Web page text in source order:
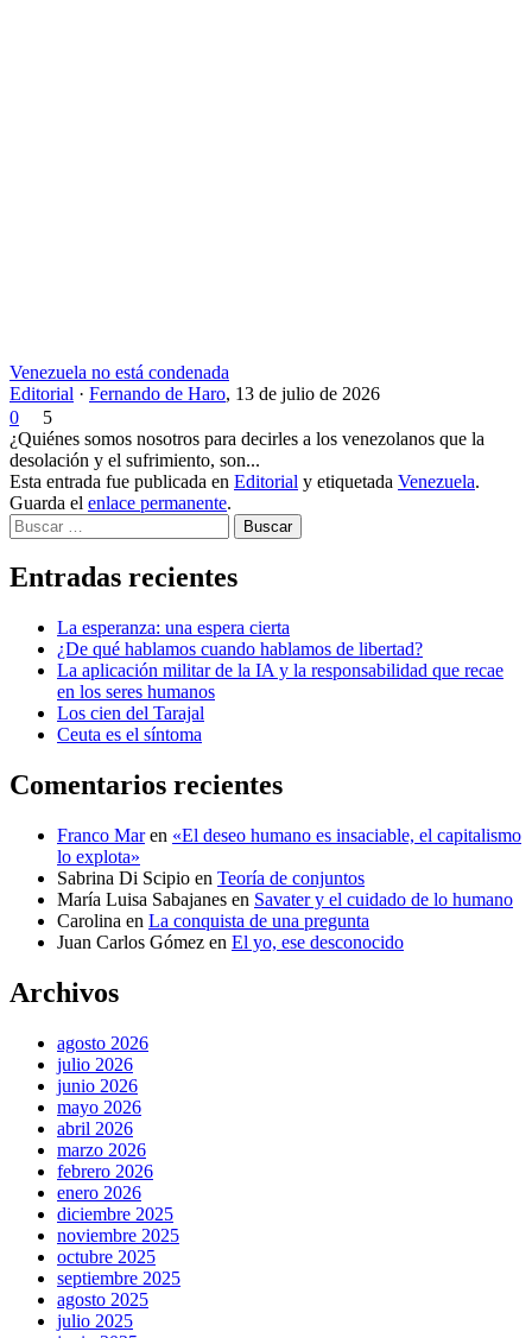
Venezuela no está condenada
Editorial · Fernando de Haro, 13 de julio de 2026
0
5
¿Quiénes somos nosotros para decirles a los venezolanos que la
desolación y el sufrimiento, son...
Esta entrada fue publicada en Editorial y etiquetada Venezuela.
Guarda el enlace permanente.
Buscar
Entradas recientes
La esperanza: una espera cierta
¿De qué hablamos cuando hablamos de libertad?
La aplicación militar de la IA y la responsabilidad que recae
en los seres humanos
Los cien del Tarajal
Ceuta es el síntoma
Comentarios recientes
Franco Maren «El deseo humano es insaciable, el capitalismo
lo explota»
Sabrina Di Scipio en Teoría de conjuntos
María Luisa Sabajanes en Savater y el cuidado de lo humano
Carolina en La conquista de una pregunta
Juan Carlos Gómez en El yo, ese desconocido
Archivos
agosto 2026
julio 2026
junio 2026
mayo 2026
abril 2026
marzo 2026
febrero 2026
enero 2026
diciembre 2025
noviembre 2025
octubre 2025
septiembre 2025
agosto 2025
julio 2025